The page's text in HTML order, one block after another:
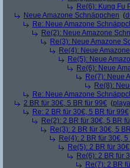
Re(6): Kung Fu
Neue Amazone Schnäppchen (
Re: Neue Amazone
Re(2): Neue Amazone
Re(3): Neue Amazone
Re(4): Neue
Re(5): Neue
Re(6): Neue
Re(7): Neue
Re(8):
Re: Neue Amazone
2 BR für 30€, 5 BR für 99€ (
Re: 2 BR für 30€, 5 BR für 99€
Re(2): 2 BR für 30€, 5 BR
Re(3): 2 BR für 30€, 5
Re(4): 2 BR für 30€,
Re(5): 2 BR für
Re(6): 2 BR für
Re(7): 2 BR